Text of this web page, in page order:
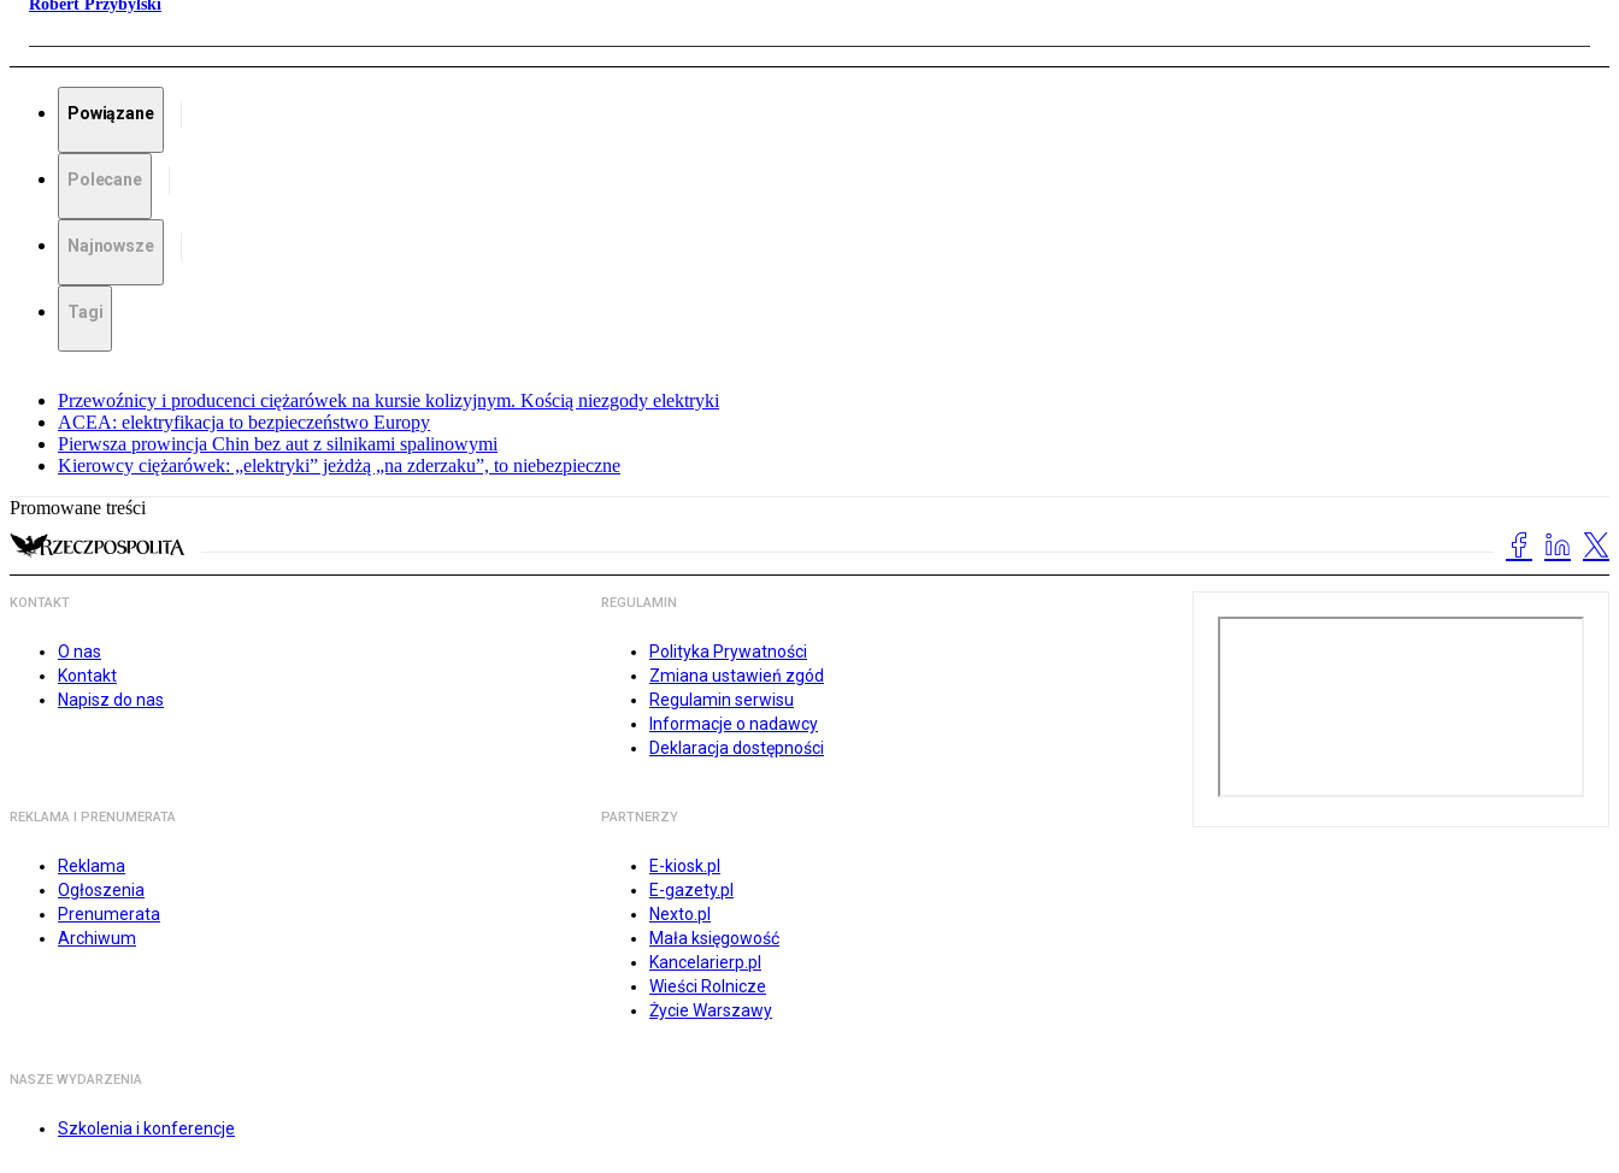
Robert Przybylski
Powiązane
Polecane
Najnowsze
Tagi
Przewoźnicy i producenci ciężarówek na kursie kolizyjnym. Kością niezgody elektryki
ACEA: elektryfikacja to bezpieczeństwo Europy
Pierwsza prowincja Chin bez aut z silnikami spalinowymi
Kierowcy ciężarówek: „elektryki” jeżdżą „na zderzaku”, to niebezpieczne
Promowane treści
KONTAKT
O nas
Kontakt
Napisz do nas
REGULAMIN
Polityka Prywatności
Zmiana ustawień zgód
Regulamin serwisu
Informacje o nadawcy
Deklaracja dostępności
REKLAMA I PRENUMERATA
Reklama
Ogłoszenia
Prenumerata
Archiwum
PARTNERZY
E-kiosk.pl
E-gazety.pl
Nexto.pl
Mała księgowość
Kancelarierp.pl
Wieści Rolnicze
Życie Warszawy
NASZE WYDARZENIA
Szkolenia i konferencje